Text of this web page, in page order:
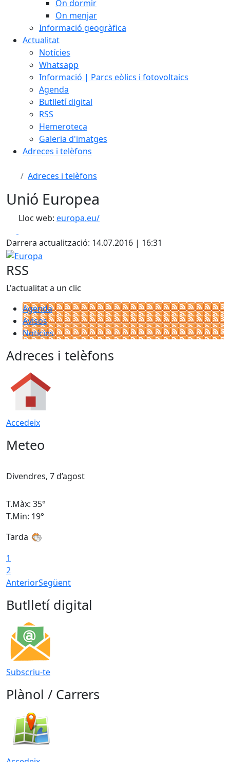
On dormir
On menjar
Informació geogràfica
Actualitat
Notícies
Whatsapp
Informació | Parcs eòlics i fotovoltaics
Agenda
Butlletí digital
RSS
Hemeroteca
Galeria d'imatges
Adreces i telèfons
Adreces i telèfons
Unió Europea
Lloc web: europa.eu/
Darrera actualització: 14.07.2016 | 16:31
Europa
RSS
L'actualitat a un clic
Agenda
Avisos
Notícies
Adreces i telèfons
Accedeix
Meteo
Divendres, 7 d’agost
T.Màx: 35°
T.Min: 19°
Tarda
1
2
AnteriorSegüent
Butlletí digital
Subscriu-te
Plànol / Carrers